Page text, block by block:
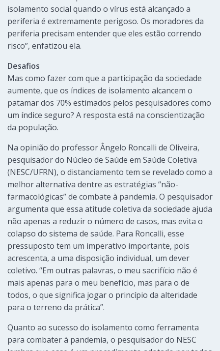
isolamento social quando o vírus está alcançado a
periferia é extremamente perigoso. Os moradores da
periferia precisam entender que eles estão correndo
risco”, enfatizou ela.
Desafios
Mas como fazer com que a participação da sociedade
aumente, que os índices de isolamento alcancem o
patamar dos 70% estimados pelos pesquisadores como
um índice seguro? A resposta está na conscientização
da população.
Na opinião do professor Ângelo Roncalli de Oliveira,
pesquisador do Núcleo de Saúde em Saúde Coletiva
(NESC/UFRN), o distanciamento tem se revelado como a
melhor alternativa dentre as estratégias “não-
farmacológicas” de combate à pandemia. O pesquisador
argumenta que essa atitude coletiva da sociedade ajuda
não apenas a reduzir o número de casos, mas evita o
colapso do sistema de saúde. Para Roncalli, esse
pressuposto tem um imperativo importante, pois
acrescenta, a uma disposição individual, um dever
coletivo. “Em outras palavras, o meu sacrifício não é
mais apenas para o meu benefício, mas para o de
todos, o que significa jogar o princípio da alteridade
para o terreno da prática”.
Quanto ao sucesso do isolamento como ferramenta
para combater à pandemia, o pesquisador do NESC